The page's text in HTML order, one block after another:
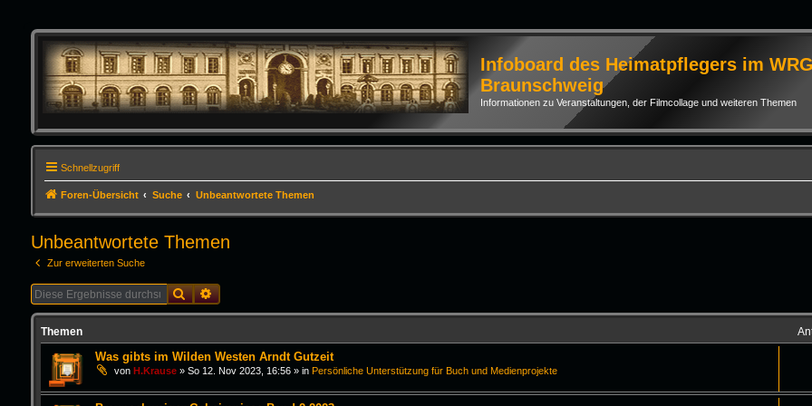
Infoboard des Heimatpflegers im WRG
Braunschweig
Informationen zu Veranstaltungen, der Filmcollage und weiteren Themen
Schnellzugriff
Foren-Übersicht Suche Unbeantwortete Themen
Unbeantwortete Themen
Zur erweiterten Suche
SucheErweiterte Suche
Themen
Was gibts im Wilden Westen Arndt Gutzeit
von H.Krause» So 12. Nov 2023, 16:56» in Persönliche Unterstützung für Buch und Medienprojekte